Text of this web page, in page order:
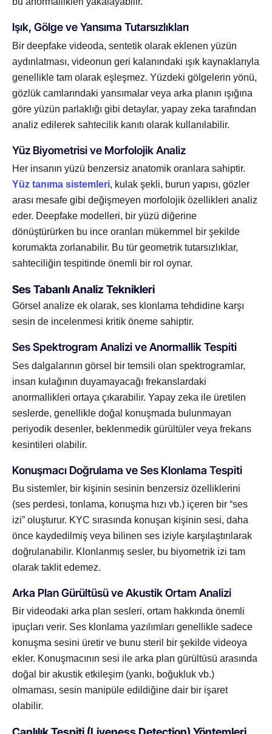
Işık, Gölge ve Yansıma Tutarsızlıkları
Bir deepfake videoda, sentetik olarak eklenen yüzün
aydınlatması, videonun geri kalanındaki ışık kaynaklarıyla
genellikle tam olarak eşleşmez. Yüzdeki gölgelerin yönü,
gözlük camlarındaki yansımalar veya arka planın ışığına
göre yüzün parlaklığı gibi detaylar, yapay zeka tarafından
analiz edilerek sahtecilik kanıtı olarak kullanılabilir.
Yüz Biyometrisi ve Morfolojik Analiz
Her insanın yüzü benzersiz anatomik oranlara sahiptir.
Yüz tanıma sistemleri, kulak şekli, burun yapısı, gözler
arası mesafe gibi değişmeyen morfolojik özellikleri analiz
eder. Deepfake modelleri, bir yüzü diğerine
dönüştürürken bu ince oranları mükemmel bir şekilde
korumakta zorlanabilir. Bu tür geometrik tutarsızlıklar,
sahteciliğin tespitinde önemli bir rol oynar.
Ses Tabanlı Analiz Teknikleri
Görsel analize ek olarak, ses klonlama tehdidine karşı
sesin de incelenmesi kritik öneme sahiptir.
Ses Spektrogram Analizi ve Anormallik Tespiti
Ses dalgalarının görsel bir temsili olan spektrogramlar,
insan kulağının duyamayacağı frekanslardaki
anormallikleri ortaya çıkarabilir. Yapay zeka ile üretilen
seslerde, genellikle doğal konuşmada bulunmayan
periyodik desenler, beklenmedik gürültüler veya frekans
kesintileri olabilir.
Konuşmacı Doğrulama ve Ses Klonlama Tespiti
Bu sistemler, bir kişinin sesinin benzersiz özelliklerini
(ses perdesi, tonlama, konuşma hızı vb.) içeren bir “ses
izi” oluşturur. KYC sırasında konuşan kişinin sesi, daha
önce kaydedilmiş veya bilinen ses iziyle karşılaştırılarak
doğrulanabilir. Klonlanmış sesler, bu biyometrik izi tam
olarak taklit edemez.
Arka Plan Gürültüsü ve Akustik Ortam Analizi
Bir videodaki arka plan sesleri, ortam hakkında önemli
ipuçları verir. Ses klonlama yazılımları genellikle sadece
konuşma sesini üretir ve bunu steril bir şekilde videoya
ekler. Konuşmacının sesi ile arka plan gürültüsü arasında
doğal bir akustik etkileşim (yankı, boğukluk vb.)
olmaması, sesin manipüle edildiğine dair bir işaret
olabilir.